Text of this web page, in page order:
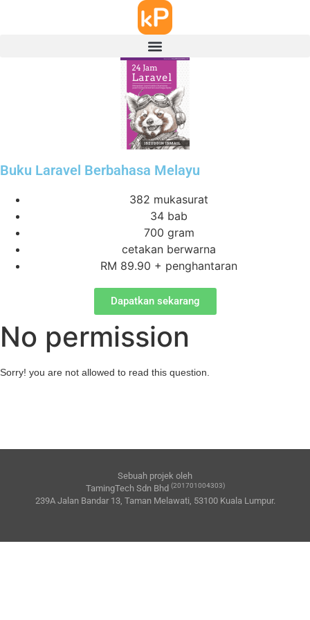
Buku Laravel Berbahasa Melayu
382 mukasurat
34 bab
700 gram
cetakan berwarna
RM 89.90 + penghantaran
Dapatkan sekarang
No permission
Sorry! you are not allowed to read this question.
Sebuah projek oleh
TamingTech Sdn Bhd (201701004303)
239A Jalan Bandar 13, Taman Melawati, 53100 Kuala Lumpur.